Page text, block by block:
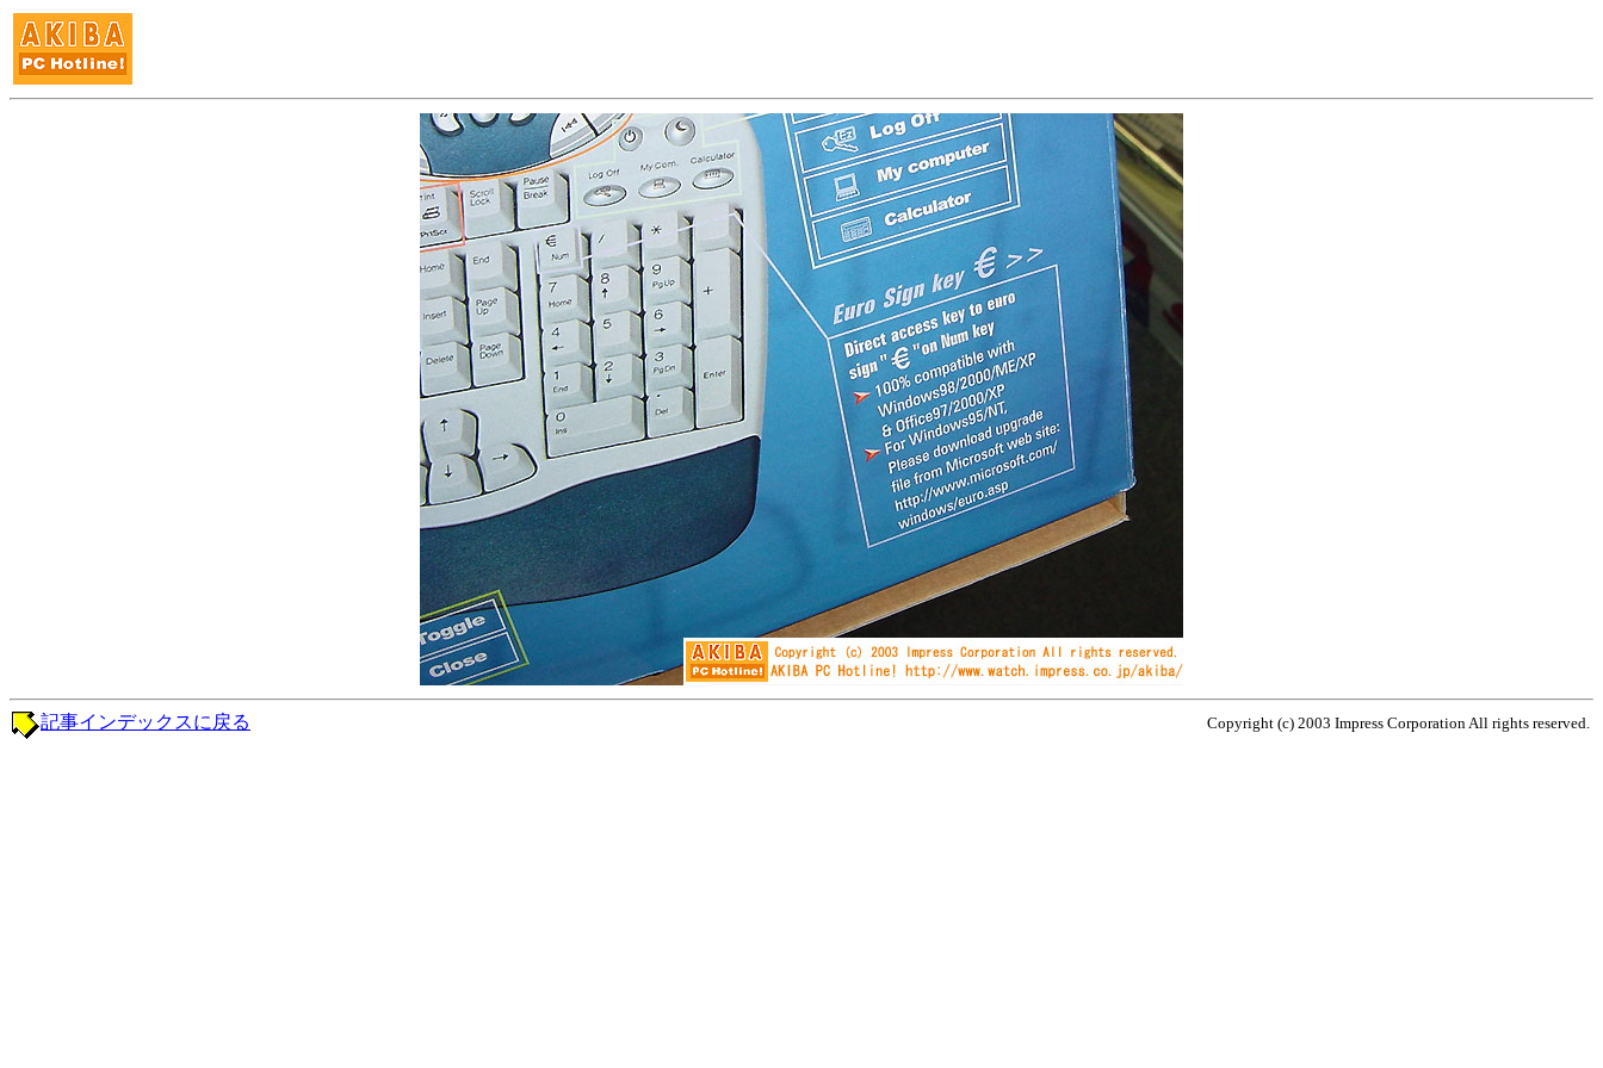
Copyright (c) 2003 Impress Corporation All rights reserved.
記事インデックスに戻る